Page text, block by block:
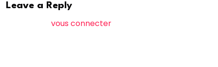
Leave a Reply
vous connecter